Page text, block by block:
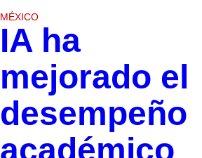
MÉXICO
IA ha
mejorado el
desempeño
académico